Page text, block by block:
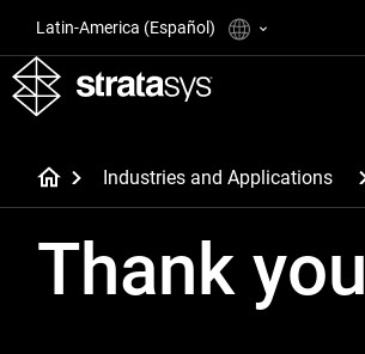
Latin-America (Español)
Industries and Applications
Thank you